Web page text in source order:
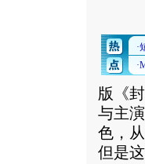
版《
与主
色，
但是